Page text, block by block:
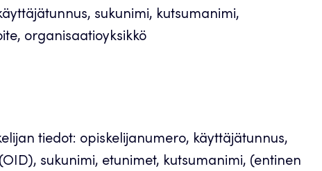
sukunimi, kutsumanimi,
organisaatioyksikkö
tiedot: opiskelijanumero, käyttäjätunnus,
sukunimi, etunimet, kutsumanimi, (entinen